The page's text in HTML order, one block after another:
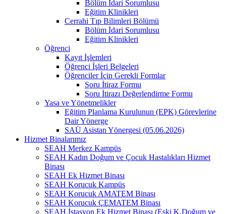
Bölüm İdari Sorumlusu
Eğitim Klinikleri
Cerrahi Tıp Bilimleri Bölümü
Bölüm İdari Sorumlusu
Eğitim Klinikleri
Öğrenci
Kayıt İşlemleri
Öğrenci İşleri Belgeleri
Öğrenciler İçin Gerekli Formlar
Soru İtiraz Formu
Soru İtirazı Değerlendirme Formu
Yasa ve Yönetmelikler
Eğitim Planlama Kurulunun (EPK) Görevlerine
Dair Yönerge
SAÜ Asistan Yönergesi (05.06.2026)
Hizmet Binalarımız
SEAH Merkez Kampüs
SEAH Kadın Doğum ve Çocuk Hastalıkları Hizmet
Binası
SEAH Ek Hizmet Binası
SEAH Korucuk Kampüs
SEAH Korucuk AMATEM Binası
SEAH Korucuk ÇEMATEM Binası
SEAH İstasyon Ek Hizmet Binası (Eski K.Doğum ve